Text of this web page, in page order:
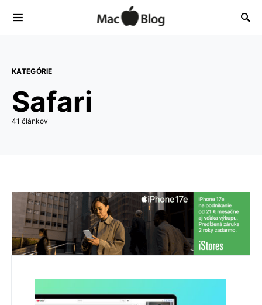
KATEGÓRIE
Safari
41 článkov